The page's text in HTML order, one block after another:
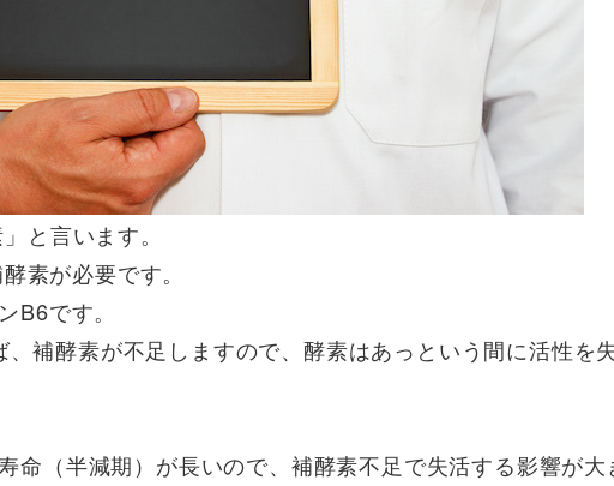
と言います。
素が必要です。
B6です。
補酵素が不足しますので、酵素はあっという間に活性を
命（半減期）が長いので、補酵素不足で失活する影響が